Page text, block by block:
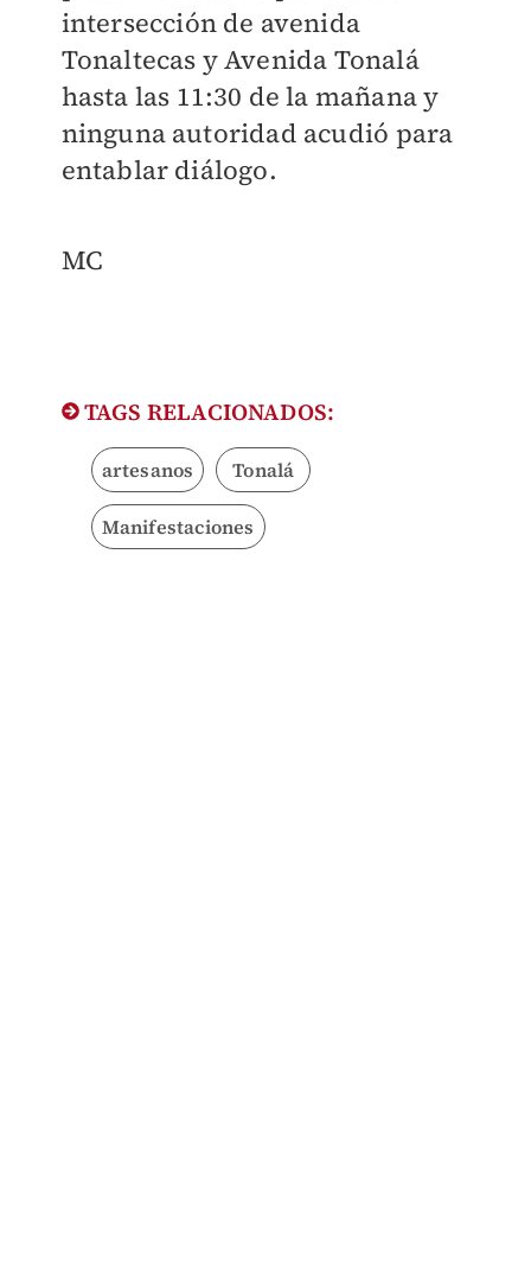
intersección de avenida
Tonaltecas y Avenida Tonalá
hasta las 11:30 de la mañana y
ninguna autoridad acudió para
entablar diálogo.
MC
TAGS RELACIONADOS:
artesanos Tonalá
Manifestaciones